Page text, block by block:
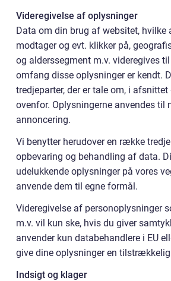
Videregivelse af oplysninger
Data om din brug af websitet, hvilke
modtager og evt. klikker på,
og alderssegment m.v. videregives
omfang disse oplysninger er kendt.
tredjeparter, der er tale om, i afsnittet
ovenfor. Oplysningerne anvendes til
annoncering.
Vi benytter herudover en række
opbevaring og behandling af data.
udelukkende oplysninger på vores
anvende dem til egne formål.
Videregivelse af personoplysninger
m.v. vil kun ske, hvis du giver
anvender kun databehandlere i EU
give dine oplysninger en
Indsigt og klager